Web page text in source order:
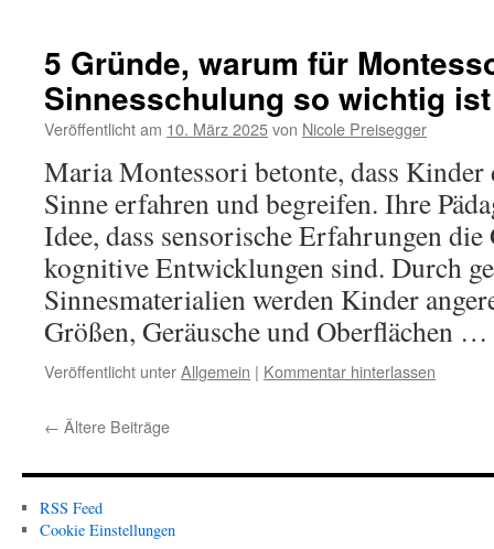
5 Gründe, warum für
Sinnesschulung so wichtig ist
Veröffentlicht am 10. März 2025von Nicole Preisegger
Maria Montessori betonte, dass
Sinne erfahren und begreifen. Ihre
Idee, dass sensorische Erfahrungen
kognitive Entwicklungen sind. Durch
Sinnesmaterialien werden Kinder
Größen, Geräusche und Oberflächen …
Veröffentlicht unterAllgemein | Kommentar hinterlassen
← Ältere Beiträge
RSS Feed
Cookie Einstellungen